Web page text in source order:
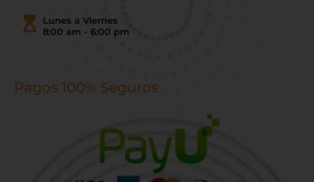
Lunes a Viernes
8:00 am - 6:00 pm
Pagos 100% Seguros